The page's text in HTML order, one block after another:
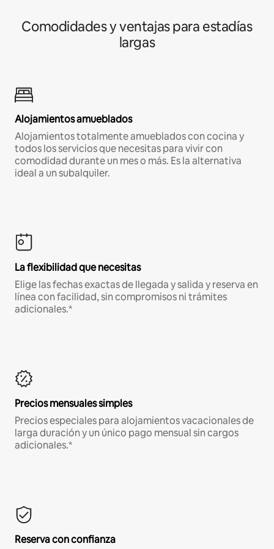
Comodidades y ventajas para estadías
largas
Alojamientos amueblados
Alojamientos totalmente amueblados con cocina y
todos los servicios que necesitas para vivir con
comodidad durante un mes o más. Es la alternativa
ideal a un subalquiler.
La flexibilidad que necesitas
Elige las fechas exactas de llegada y salida y reserva en
línea con facilidad, sin compromisos ni trámites
adicionales.*
Precios mensuales simples
Precios especiales para alojamientos vacacionales de
larga duración y un único pago mensual sin cargos
adicionales.*
Reserva con confianza